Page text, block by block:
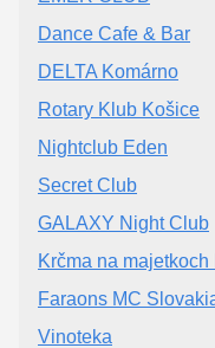
Dance Cafe & Bar
DELTA Komárno
Rotary Klub Košice
Nightclub Eden
Secret Club
GALAXY Night Club
Krčma na majetkoch
Faraons MC
Vinoteka